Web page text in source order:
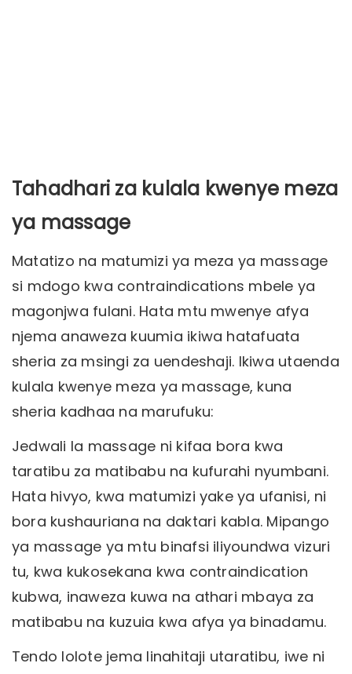
Tahadhari za kulala kwenye meza
ya massage
Matatizo na matumizi ya meza ya massage
si mdogo kwa contraindications mbele ya
magonjwa fulani. Hata mtu mwenye afya
njema anaweza kuumia ikiwa hatafuata
sheria za msingi za uendeshaji. Ikiwa utaenda
kulala kwenye meza ya massage, kuna
sheria kadhaa na marufuku:
Jedwali la massage ni kifaa bora kwa
taratibu za matibabu na kufurahi nyumbani.
Hata hivyo, kwa matumizi yake ya ufanisi, ni
bora kushauriana na daktari kabla. Mipango
ya massage ya mtu binafsi iliyoundwa vizuri
tu, kwa kukosekana kwa contraindication
kubwa, inaweza kuwa na athari mbaya za
matibabu na kuzuia kwa afya ya binadamu.
Tendo lolote jema linahitaji utaratibu, iwe ni